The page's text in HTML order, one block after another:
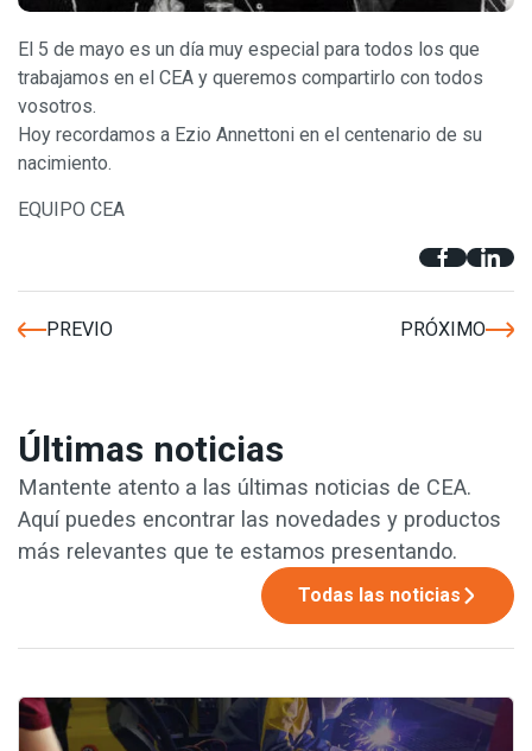
El 5 de mayo es un día muy especial para todos los que
trabajamos en el CEA y queremos compartirlo con todos
vosotros.
Hoy recordamos a Ezio Annettoni en el centenario de su
nacimiento.
EQUIPO CEA
PREVIO PRÓXIMO
Últimas noticias
Mantente atento a las últimas noticias de CEA.
Aquí puedes encontrar las novedades y productos
más relevantes que te estamos presentando.
Todas las noticias